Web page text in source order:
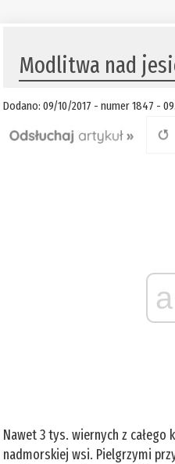
Modlitwa nad
Dodano: 09/10/2017 - numer 1847 -
Nawet 3 tys. wiernych z całego
nadmorskiej wsi. Pielgrzymi